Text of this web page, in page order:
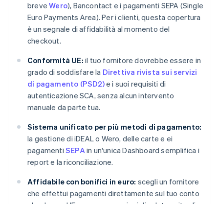
breveWero), Bancontact e i pagamenti SEPA (Single
Euro Payments Area). Per i clienti, questa copertura
è un segnale di affidabilità al momento del
checkout.
Conformità UE: il tuo fornitore dovrebbe essere in
grado di soddisfare la Direttiva rivista sui servizi
di pagamento (PSD2)e i suoi requisiti di
autenticazione SCA, senza alcun intervento
manuale da parte tua.
Sistema unificato per più metodi di pagamento:
la gestione di iDEAL o Wero, delle carte e ei
pagamenti SEPAin un'unica Dashboard semplifica i
report e la riconciliazione.
Affidabile con bonifici in euro: scegli un fornitore
che effettui pagamenti direttamente sul tuo conto